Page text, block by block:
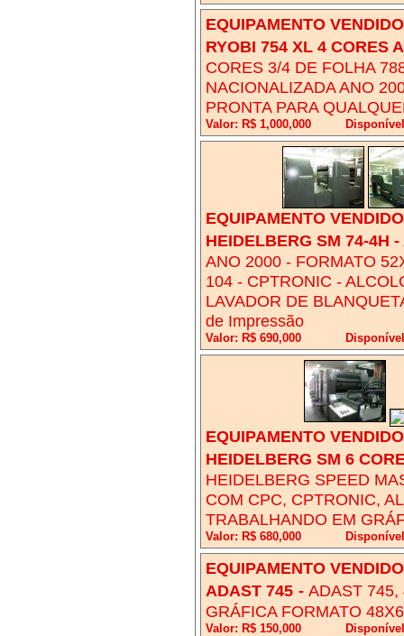
EQUIPAMENTO
RYOBI 754 XL 4 CORES
CORES 3/4 DE FOLHA
NACIONALIZADA ANO
PRONTA PARA
Valor: R$ 1,000,000
EQUIPAMENTO
HEIDELBERG SM 74-4H -
ANO 2000 - FORMATO
104 - CPTRONIC -
LAVADOR DE
de Impressão
Valor: R$ 690,000
EQUIPAMENTO
HEIDELBERG SM 6
HEIDELBERG SPEED
COM CPC, CPTRONIC,
TRABALHANDO EM
Valor: R$ 680,000
EQUIPAMENTO
ADAST 745 - ADAST 745,
GRÁFICA FORMATO
Valor: R$ 150,000